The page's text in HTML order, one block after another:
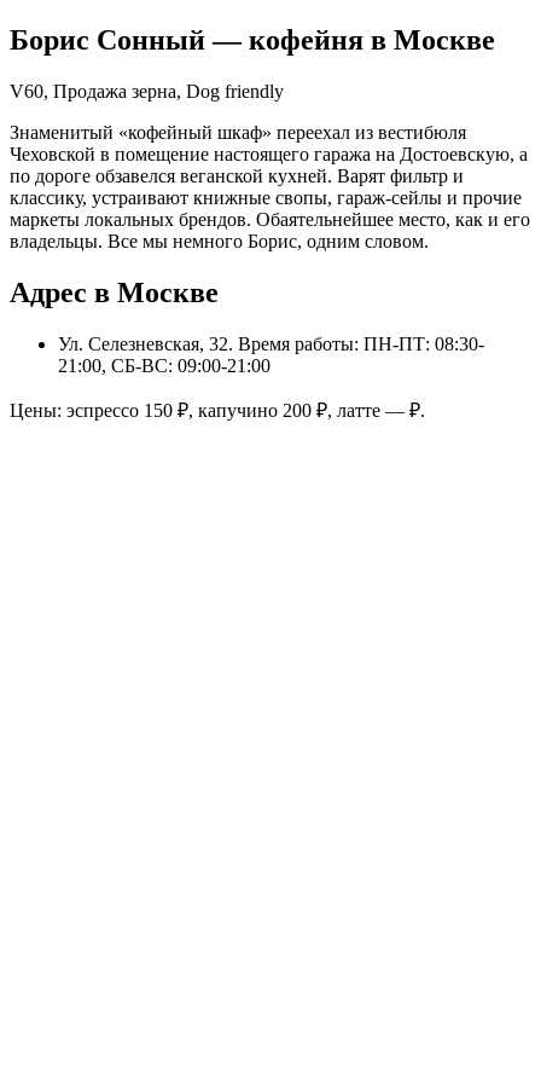
Борис Сонный— кофейня в Москве
V60, Продажа зерна, Dog friendly
Знаменитый «кофейный шкаф» переехал из вестибюля
Чеховской в помещение настоящего гаража на Достоевскую, а
по дороге обзавелся веганской кухней. Варят фильтр и
классику, устраивают книжные свопы, гараж-сейлы и прочие
маркеты локальных брендов. Обаятельнейшее место, как и его
владельцы. Все мы немного Борис, одним словом.
Адрес в Москве
Ул. Селезневская, 32. Время работы: ПН-ПТ: 08:30-
21:00, СБ-ВС: 09:00-21:00
Цены: эспрессо 150 ₽, капучино 200 ₽, латте — ₽.